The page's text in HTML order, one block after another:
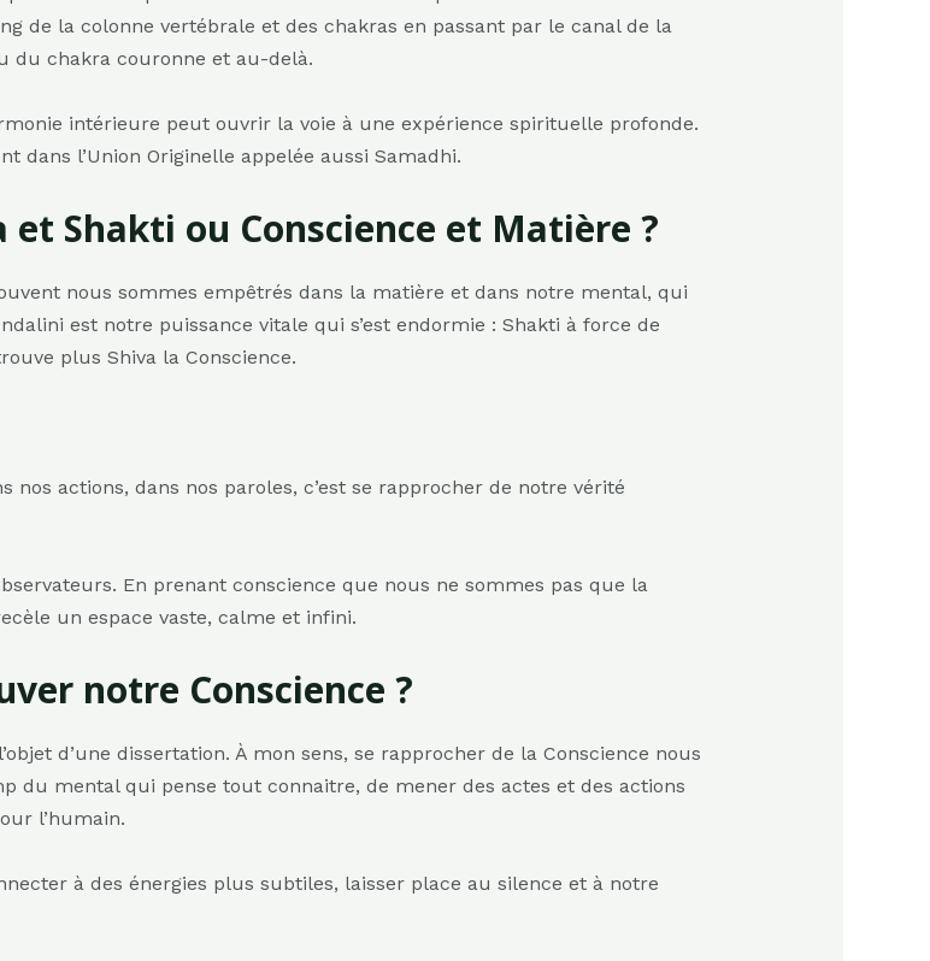
de la colonne vertébrale et des chakras en passant par le canal de la
du chakra couronne et au-delà.
intérieure peut ouvrir la voie à une expérience spirituelle profonde.
dans l’Union Originelle appelée aussi Samadhi.
Shakti ou Conscience et Matière ?
nous sommes empêtrés dans la matière et dans notre mental, qui
est notre puissance vitale qui s’est endormie : Shakti à force de
plus Shiva la Conscience.
nos actions, dans nos paroles, c’est se rapprocher de notre vérité
En prenant conscience que nous ne sommes pas que la
un espace vaste, calme et infini.
notre Conscience ?
d’une dissertation. À mon sens, se rapprocher de la Conscience nous
du mental qui pense tout connaitre, de mener des actes et des actions
l’humain.
à des énergies plus subtiles, laisser place au silence et à notre